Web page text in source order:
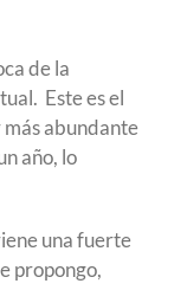
de la
Este es el
abundante
año, lo
una fuerte
propongo,